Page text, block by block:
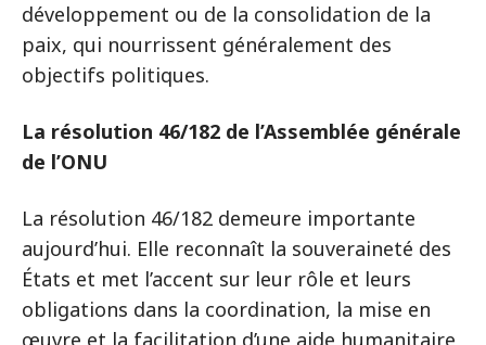
développement ou de la consolidation de la
paix, qui nourrissent généralement des
objectifs politiques.
La résolution 46/182 de l’Assemblée générale
de l’ONU
La résolution 46/182 demeure importante
aujourd’hui. Elle reconnaît la souveraineté des
États et met l’accent sur leur rôle et leurs
obligations dans la coordination, la mise en
œuvre et la facilitation d’une aide humanitaire